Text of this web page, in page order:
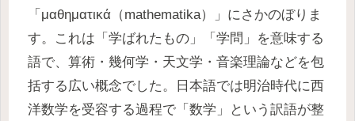
「μαθηματικά（mathematika）」にさかのぼりま
す。これは「学ばれたもの」「学問」を意味する
語で、算術・幾何学・天文学・音楽理論などを包
括する広い概念でした。日本語では明治時代に西
洋数学を受容する過程で「数学」という訳語が整